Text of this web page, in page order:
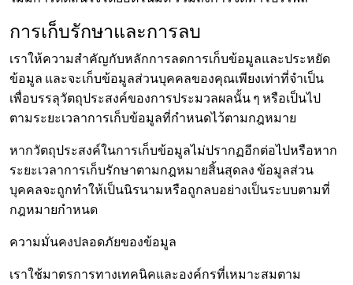
การเก็บรักษาและการลบ
เราให้ความสำคัญกับหลักการลดการเก็บข้อมูลและประหยัด
ข้อมูล และจะเก็บข้อมูลส่วนบุคคลของคุณเพียงเท่าที่จำเป็น
เพื่อบรรลุวัตถุประสงค์ของการประมวลผลนั้น ๆ หรือเป็นไป
ตามระยะเวลาการเก็บข้อมูลที่กำหนดไว้ตามกฎหมาย
หากวัตถุประสงค์ในการเก็บข้อมูลไม่ปรากฏอีกต่อไปหรือหาก
ระยะเวลาการเก็บรักษาตามกฎหมายสิ้นสุดลง ข้อมูลส่วน
บุคคลจะถูกทำให้เป็นนิรนามหรือถูกลบอย่างเป็นระบบตามที่
กฎหมายกำหนด
ความมั่นคงปลอดภัยของข้อมูล
เราใช้มาตรการทางเทคนิคและองค์กรที่เหมาะสมตาม